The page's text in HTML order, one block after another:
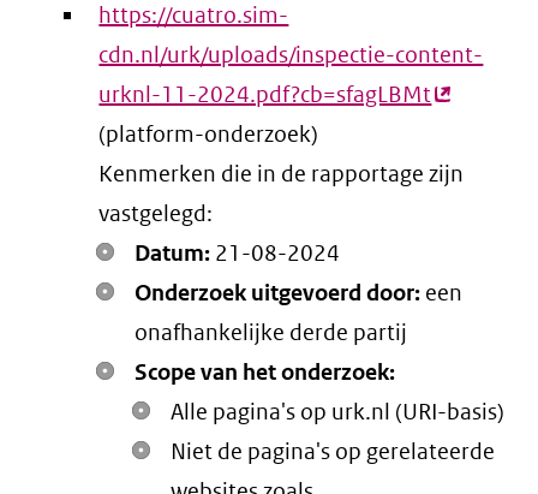
https://cuatro.sim-
cdn.nl/urk/uploads/inspectie-content-
urknl-11-2024.pdf?cb=sfagLBMt(externe
(platform-onderzoek)
Kenmerken die in de rapportage zijn
vastgelegd:
Datum: 21-08-2024
Onderzoek uitgevoerd door: een
onafhankelijke derde partij
Scope van het onderzoek:
Alle pagina's op urk.nl (URI-basis)
Niet de pagina's op gerelateerde